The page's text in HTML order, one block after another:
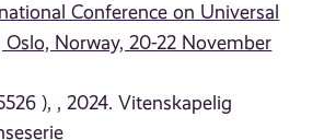
Conference on Universal
Oslo, Norway, 20-22 November
), , 2024. Vitenskapelig